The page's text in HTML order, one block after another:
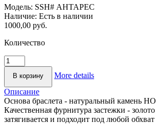
Модель: SSH# АНТАРЕС
Наличие: Есть в наличии
1000,00 руб.
Количество
More details
Описание
Основа браслета - натуральный камень
Качественная фурнитура застежки -
затягивается и подходит под любой обхват